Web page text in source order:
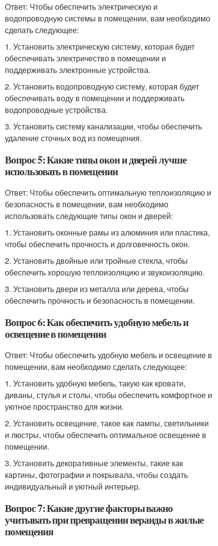
Ответ: Чтобы обеспечить электрическую и
водопроводную системы в помещении, вам необходимо
сделать следующее:
1. Установить электрическую систему, которая будет
обеспечивать электричество в помещении и
поддерживать электронные устройства.
2. Установить водопроводную систему, которая будет
обеспечивать воду в помещении и поддерживать
водопроводные устройства.
3. Установить систему канализации, чтобы обеспечить
удаление сточных вод из помещения.
Вопрос 5: Какие типы окон и дверей лучше
использовать в помещении
Ответ: Чтобы обеспечить оптимальную теплоизоляцию и
безопасность в помещении, вам необходимо
использовать следующие типы окон и дверей:
1. Установить оконные рамы из алюминия или пластика,
чтобы обеспечить прочность и долговечность окон.
2. Установить двойные или тройные стекла, чтобы
обеспечить хорошую теплоизоляцию и звукоизоляцию.
3. Установить двери из металла или дерева, чтобы
обеспечить прочность и безопасность в помещении.
Вопрос 6: Как обеспечить удобную мебель и
освещение в помещении
Ответ: Чтобы обеспечить удобную мебель и освещение в
помещении, вам необходимо сделать следующее:
1. Установить удобную мебель, такую как кровати,
диваны, стулья и столы, чтобы обеспечить комфортное и
уютное пространство для жизни.
2. Установить освещение, такое как лампы, светильники
и люстры, чтобы обеспечить оптимальное освещение в
помещении.
3. Установить декоративные элементы, такие как
картины, фотографии и покрывала, чтобы создать
индивидуальный и уютный интерьер.
Вопрос 7: Какие другие факторы важно
учитывать при превращении веранды в жилые
помещения